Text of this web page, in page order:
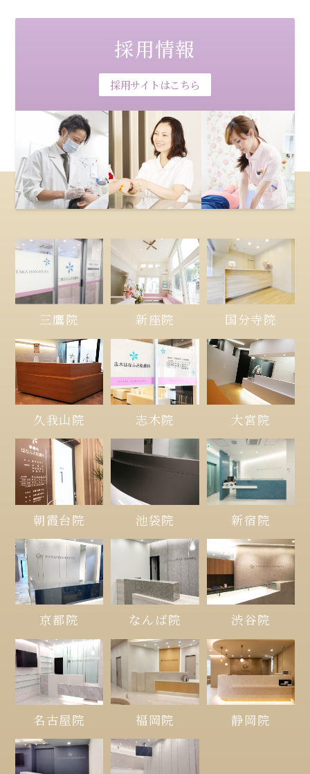
採用情報
採用サイトはこちら
三鷹院 新座院 国分寺院
久我山院 志木院 大宮院
朝霞台院 池袋院 新宿院
京都院 なんば院 渋谷院
名古屋院 福岡院 静岡院